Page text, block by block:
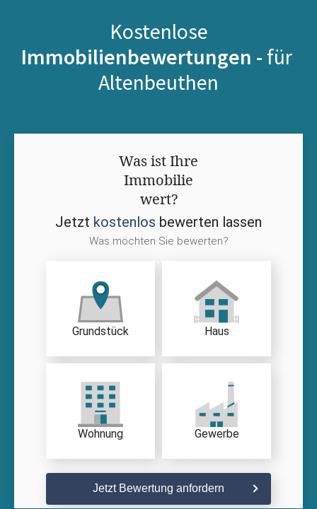
Kostenlose
Immobilienbewertungen - für
Altenbeuthen
Was ist Ihre
Immobilie
wert?
Jetzt kostenlos bewerten lassen
Was möchten Sie bewerten?
Grundstück Haus
Wohnung Gewerbe
Jetzt Bewertung anfordern